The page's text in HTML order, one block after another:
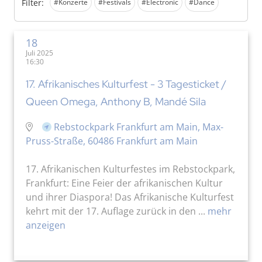
Filter: #Konzerte #Festivals #Electronic #Dance
18
Juli 2025
16:30
17. Afrikanisches Kulturfest - 3 Tagesticket /
Queen Omega, Anthony B, Mandé Sila
Rebstockpark Frankfurt am Main, Max-
Pruss-Straße, 60486 Frankfurt am Main
17. Afrikanischen Kulturfestes im Rebstockpark,
Frankfurt: Eine Feier der afrikanischen Kultur
und ihrer Diaspora! Das Afrikanische Kulturfest
kehrt mit der 17. Auflage zurück in den ... mehr
anzeigen